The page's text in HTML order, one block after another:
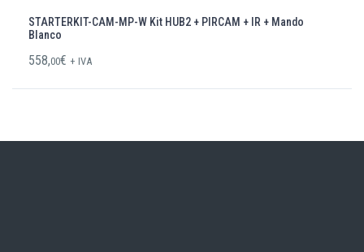
STARTERKIT-CAM-MP-W Kit HUB2 + PIRCAM + IR + Mando
Blanco
558,00€ + IVA